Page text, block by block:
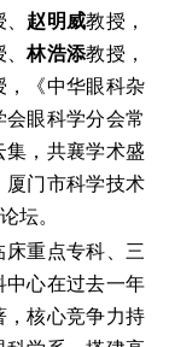
赵明威教授，
、林浩添教授，
，《中华眼科杂
会眼科学分会常
，共襄学术盛
厦门市科学技术
坛。
重点专科、三
中心在过去一年
，核心竞争力持